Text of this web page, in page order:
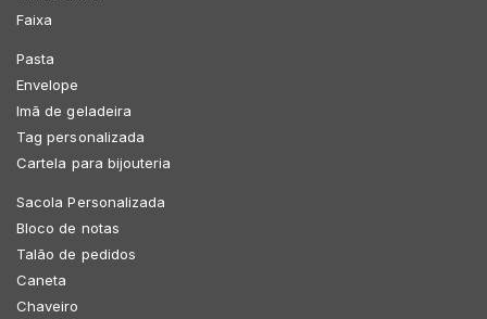
Faixa
Pasta
Envelope
Imã de geladeira
Tag personalizada
Cartela para bijouteria
Sacola Personalizada
Bloco de notas
Talão de pedidos
Caneta
Chaveiro